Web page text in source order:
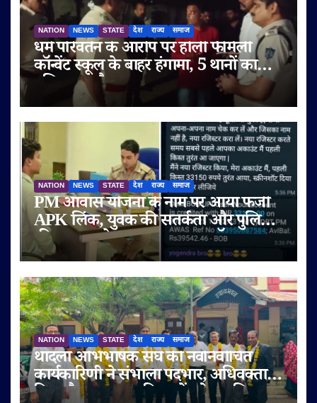
NATION NEWS STATE देश राज्य समाज
धर्म परिवर्तन के आरोप पर होली फैमिली
कॉन्वेंट स्कूल के बाहर हंगामा, 5 थानों का
पुलिस बल तैनात
NATION NEWS STATE देश राज्य समाज
PM आवास योजना के नाम पर आया फर्जी
APK लिंक, युवक की सतर्कता और पुलिस
की तत्परता से टला बड़ा साइबर फ्रॉड
NATION NEWS STATE देश राज्य समाज
थांदला अभिभाषक संघ की नवनिर्वाचित
कार्यकारिणी ने संभाला पदभार, अधिवक्ता
हित और पक्षकार सुविधाओं को प्राथमिकता